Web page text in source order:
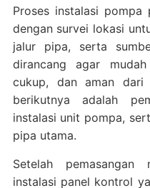
Proses instalasi pompa
dengan survei lokasi
jalur pipa, serta
dirancang agar
cukup, dan aman dari
berikutnya adalah
instalasi unit pompa,
pipa utama.
Setelah pemasangan
instalasi panel kontrol